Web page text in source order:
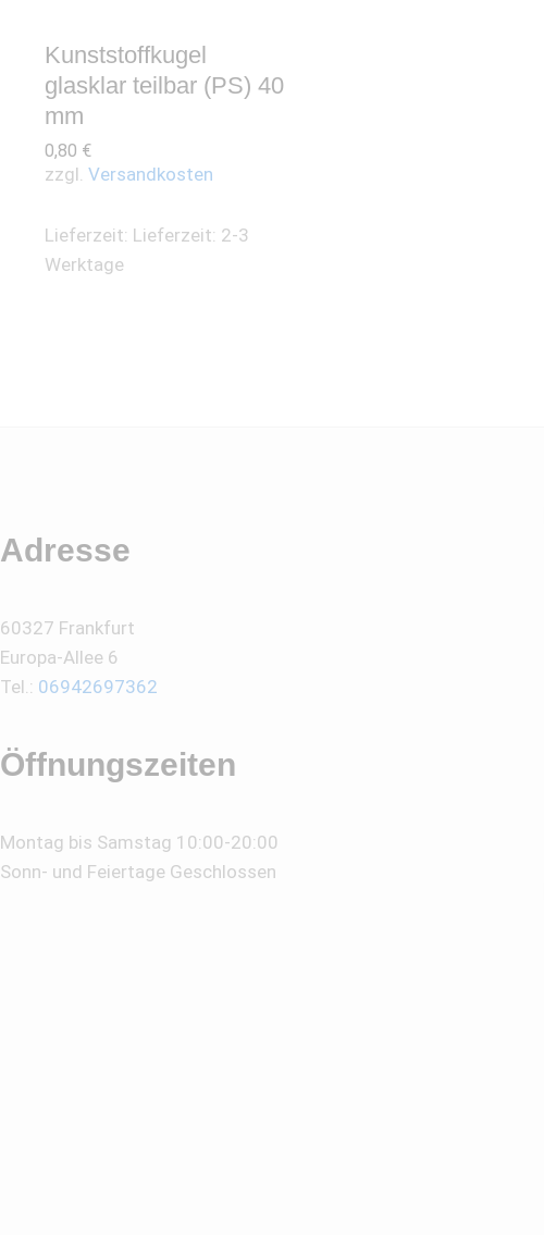
Kunststoffkugel
glasklar teilbar (PS) 40
mm
0,80 €
zzgl. Versandkosten
Lieferzeit: Lieferzeit: 2-3
Werktage
Adresse
60327 Frankfurt
Europa-Allee 6
Tel.: 06942697362
Öffnungszeiten
Montag bis Samstag 10:00-20:00
Sonn- und Feiertage Geschlossen